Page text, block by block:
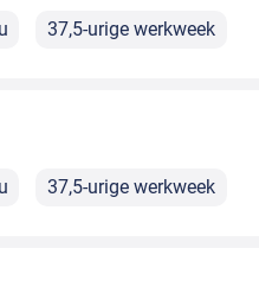
37,5-urige werkweek
37,5-urige werkweek